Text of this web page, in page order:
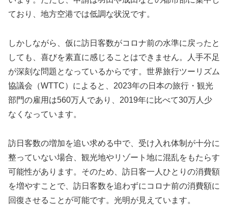
ており、地方空港では低調な状況です。
しかしながら、仮に訪日客数がコロナ前の水準に戻ったと
しても、喜びを素直に感じることはできません。人手不足
が深刻な問題となっているからです。世界旅行ツーリズム
協議会（WTTC）によると、2023年の日本の旅行・観光
部門の雇用は560万人であり、2019年に比べて30万人少
なくなっています。
訪日客数の増加を追い求める中で、受け入れ体制が十分に
整っていない場合、観光地やリゾート地に混乱をもたらす
可能性があります。そのため、訪日客一人ひとりの消費額
を増やすことで、訪日客数を追わずにコロナ前の消費額に
回復させることが可能です。光明が見えています。